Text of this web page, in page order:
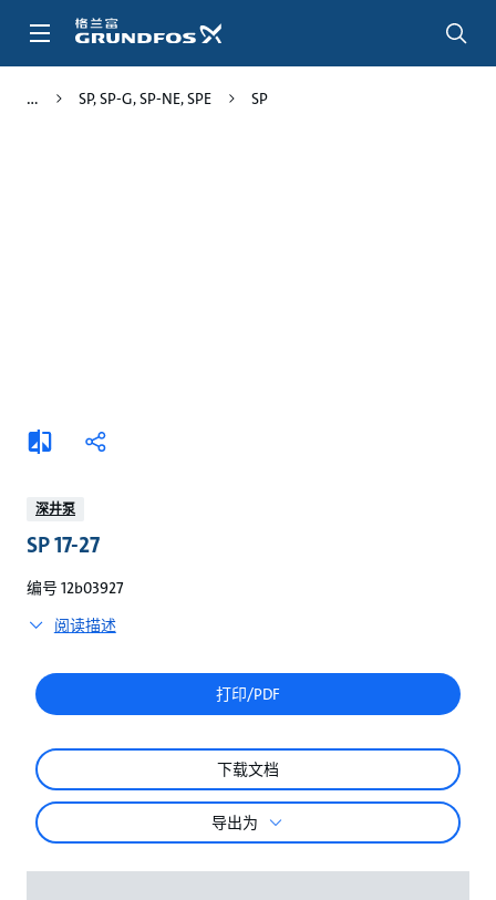
SP, SP-G, SP-NE, SPE SP
添
加
较
分
深井泵
SP 17-27
编号 12b03927
阅读描述
打印/PDF
下载文档
导出为